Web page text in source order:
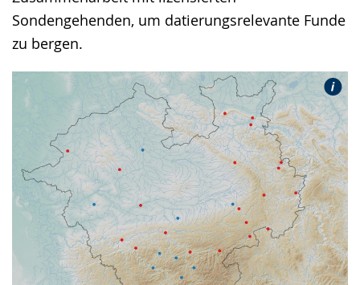
Sondengehenden, um datierungsrelevante Funde
zu bergen.